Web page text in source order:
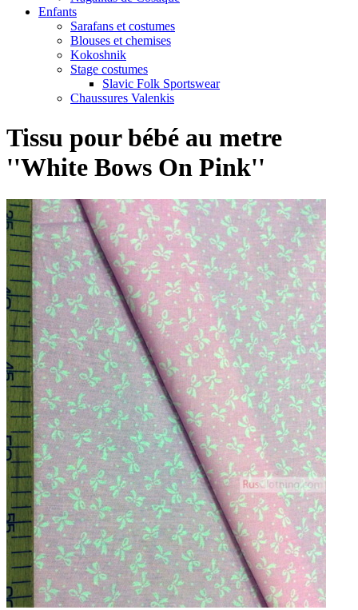
Enfants
Sarafans et costumes
Blouses et chemises
Kokoshnik
Stage costumes
Slavic Folk Sportswear
Chaussures Valenkis
Tissu pour bébé au metre
''White Bows On Pink''